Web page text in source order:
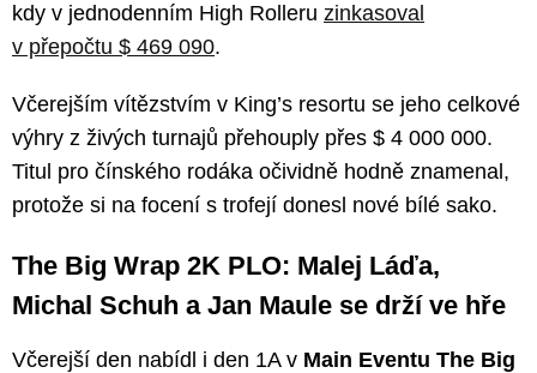
kdy v jednodenním High Rolleru zinkasoval
v přepočtu $ 469 090.
Včerejším vítězstvím v King’s resortu se jeho celkové
výhry z živých turnajů přehouply přes $ 4 000 000.
Titul pro čínského rodáka očividně hodně znamenal,
protože si na focení s trofejí donesl nové bílé sako.
The Big Wrap 2K PLO: Malej Láďa,
Michal Schuh a Jan Maule se drží ve hře
Včerejší den nabídl i den 1A v Main Eventu The Big